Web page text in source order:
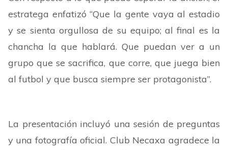
estratega enfatizó “Que la gente vaya al estadio
y se sienta orgullosa de su equipo; al final es la
chancha la que hablará. Que puedan ver a un
grupo que se sacrifica, que corre, que juega bien
al futbol y que busca siempre ser protagonista”.
La presentación incluyó una sesión de preguntas
y una fotografía oficial. Club Necaxa agradece la